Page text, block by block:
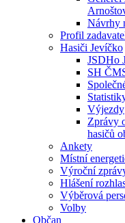
Návrhy
Profil
Hasiči Jevíčko
JSDHo
SH
Výjezdy
Zprávy
hasičů
Ankety
Místní
Výroční
Hlášení
Výběrová
Volby
Občan